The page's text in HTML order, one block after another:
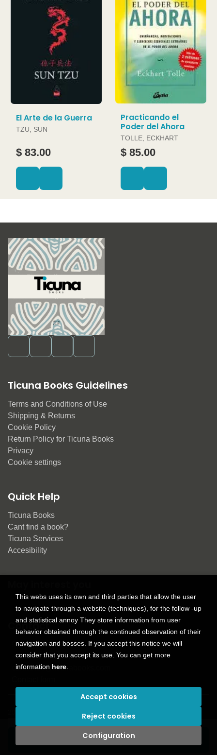
Add to my cart
El Arte de la Guerra
TZU, SUN
$ 83.00
Practicando el
Poder del Ahora
TOLLE, ECKHART
$ 85.00
Ticuna Books Guidelines
Terms and Conditions of Use
Shipping & Returns
Cookie Policy
Return Policy for Ticuna Books
Privacy
Cookie settings
Quick Help
Ticuna Books
Cant find a book?
Ticuna Services
Accesibility
Contact
9150 Tahoma St.
+1 614-707-9934
contactus@ticunabooks.com
. All rights reserved |
This webs uses its own and third parties that allow the user
to navigate through a website (techniques), for the follow -up
and statistical annoy They store information from user
behavior obtained through the continued observation of their
navigation and bosses. If you accept this notice we will
consider that you accept its use. You can get more
information here
Configuration
Reject cookies
Accept cookies